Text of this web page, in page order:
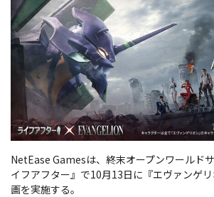
NetEase Gamesは、終末オープンワールド
イフアフター』で10月13日に『エヴァンゲ
画を実施する。